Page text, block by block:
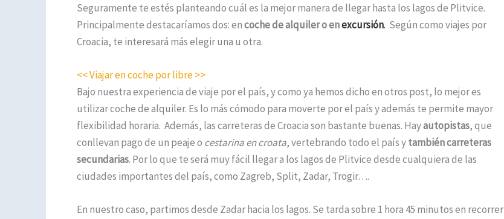
Seguramente te estés planteando cuál es la mejor manera de llegar hasta los lagos de Plitvice.
Principalmente destacaríamos dos: encoche de alquiler o enexcursión. Según como viajes por
Croacia, te interesará más elegir una u otra.
<< Viajar en coche por libre >>
Bajo nuestra experiencia de viaje por el país, y como ya hemos dicho en otros post, lo mejor es
utilizar coche de alquiler. Es lo más cómodo para moverte por el país y además te permite mayor
flexibilidad horaria. Además, las carreteras de Croacia son bastante buenas. Hayautopistas, que
conllevan pago de un peaje o cestarina en croata, vertebrando todo el país ytambién carreteras
secundarias. Por lo que te será muy fácil llegar a los lagos de Plitvice desde cualquiera de las
ciudades importantes del país, como Zagreb, Split, Zadar, Trogir….
En nuestro caso, partimos desde Zadar hacia los lagos. Se tarda sobre 1 hora 45 minutos en recorrer